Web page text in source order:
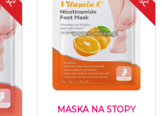
MASKA NA STOPY